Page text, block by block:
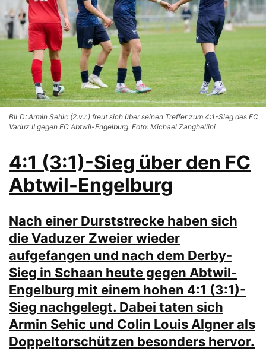
BILD: Armin Sehic (2.v.r.) freut sich über seinen Treffer zum 4:1-Sieg des FC
Vaduz II gegen FC Abtwil-Engelburg. Foto: Michael Zanghellini
4:1 (3:1)-Sieg über den FC
Abtwil-Engelburg
Nach einer Durststrecke haben sich
die Vaduzer Zweier wieder
aufgefangen und nach dem Derby-
Sieg in Schaan heute gegen Abtwil-
Engelburg mit einem hohen 4:1 (3:1)-
Sieg nachgelegt. Dabei taten sich
Armin Sehic und Colin Louis Algner als
Doppeltorschützen besonders hervor.